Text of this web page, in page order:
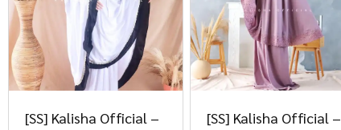
[SS] Kalisha Official –
[SS] Kalisha Official –